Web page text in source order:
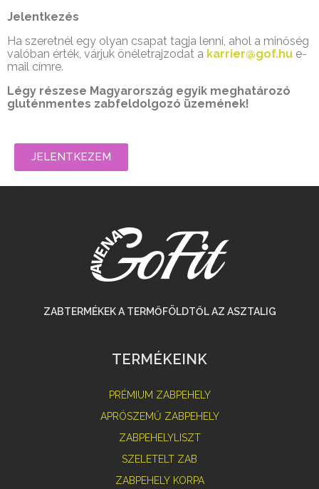
Jelentkezés
Ha szeretnél egy olyan csapat tagja lenni, ahol a minőség
valóban érték, várjuk önéletrajzodat a karrier@gof.hu e-
mail címre.
Légy részese Magyarország egyik meghatározó
gluténmentes zabfeldolgozó üzemének!
JELENTKEZEM
ZABTERMÉKEK A TERMŐFÖLDTŐL AZ ASZTALIG
TERMÉKEINK
PRÉMIUM ZABPEHELY
APRÓSZEMŰ ZABPEHELY
ZABPEHELYLISZT
SZELETELT ZAB
ZABPEHELY KORPA